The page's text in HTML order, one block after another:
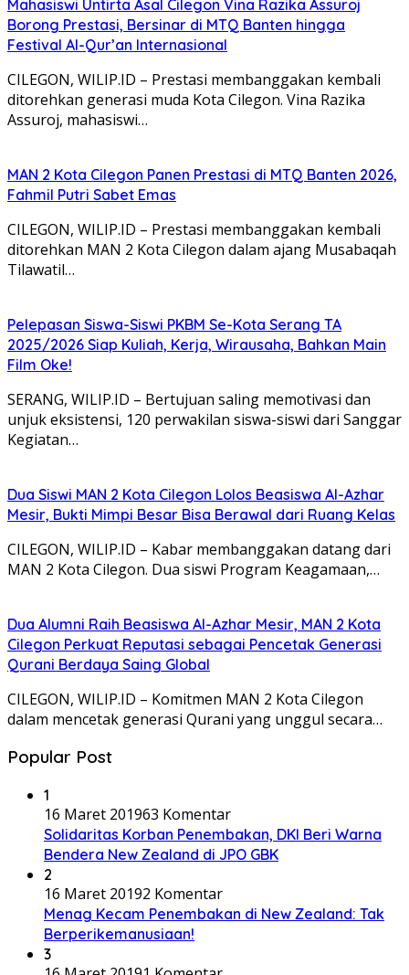
Mahasiswi Untirta Asal Cilegon Vina Razika Assuroj
Borong Prestasi, Bersinar di MTQ Banten hingga
Festival Al-Qur’an Internasional
CILEGON, WILIP.ID – Prestasi membanggakan kembali
ditorehkan generasi muda Kota Cilegon. Vina Razika
Assuroj, mahasiswi…
MAN 2 Kota Cilegon Panen Prestasi di MTQ Banten 2026,
Fahmil Putri Sabet Emas
CILEGON, WILIP.ID – Prestasi membanggakan kembali
ditorehkan MAN 2 Kota Cilegon dalam ajang Musabaqah
Tilawatil…
Pelepasan Siswa-Siswi PKBM Se-Kota Serang TA
2025/2026 Siap Kuliah, Kerja, Wirausaha, Bahkan Main
Film Oke!
SERANG, WILIP.ID – Bertujuan saling memotivasi dan
unjuk eksistensi, 120 perwakilan siswa-siswi dari Sanggar
Kegiatan…
Dua Siswi MAN 2 Kota Cilegon Lolos Beasiswa Al-Azhar
Mesir, Bukti Mimpi Besar Bisa Berawal dari Ruang Kelas
CILEGON, WILIP.ID – Kabar membanggakan datang dari
MAN 2 Kota Cilegon. Dua siswi Program Keagamaan,…
Dua Alumni Raih Beasiswa Al-Azhar Mesir, MAN 2 Kota
Cilegon Perkuat Reputasi sebagai Pencetak Generasi
Qurani Berdaya Saing Global
CILEGON, WILIP.ID – Komitmen MAN 2 Kota Cilegon
dalam mencetak generasi Qurani yang unggul secara…
Popular Post
1
16 Maret 201963 Komentar
Solidaritas Korban Penembakan, DKI Beri Warna
Bendera New Zealand di JPO GBK
2
16 Maret 20192 Komentar
Menag Kecam Penembakan di New Zealand: Tak
Berperikemanusiaan!
3